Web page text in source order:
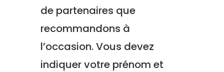
de partenaires que
recommandons à
l’occasion. Vous devez
indiquer votre prénom et